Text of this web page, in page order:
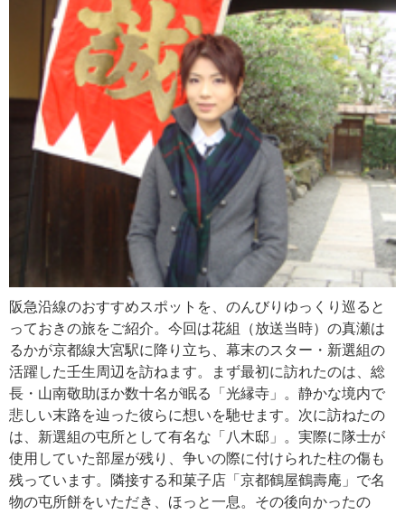
阪急沿線のおすすめスポットを、のんびりゆっくり巡ると
っておきの旅をご紹介。今回は花組（放送当時）の真瀬は
るかが京都線大宮駅に降り立ち、幕末のスター・新選組の
活躍した壬生周辺を訪ねます。まず最初に訪れたのは、総
長・山南敬助ほか数十名が眠る「光縁寺」。静かな境内で
悲しい末路を辿った彼らに想いを馳せます。次に訪ねたの
は、新選組の屯所として有名な「八木邸」。実際に隊士が
使用していた部屋が残り、争いの際に付けられた柱の傷も
残っています。隣接する和菓子店「京都鶴屋鶴壽庵」で名
物の屯所餅をいただき、ほっと一息。その後向かったの